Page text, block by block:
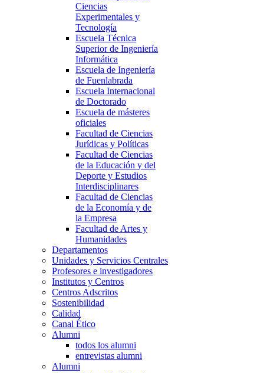
Ciencias
Experimentales y
Tecnología
Escuela Técnica
Superior de Ingeniería
Informática
Escuela de Ingeniería
de Fuenlabrada
Escuela Internacional
de Doctorado
Escuela de másteres
oficiales
Facultad de Ciencias
Jurídicas y Políticas
Facultad de Ciencias
de la Educación y del
Deporte y Estudios
Interdisciplinares
Facultad de Ciencias
de la Economía y de
la Empresa
Facultad de Artes y
Humanidades
Departamentos
Unidades y Servicios Centrales
Profesores e investigadores
Institutos y Centros
Centros Adscritos
Sostenibilidad
Calidad
Canal Ético
Alumni
todos los alumni
entrevistas alumni
Alumni